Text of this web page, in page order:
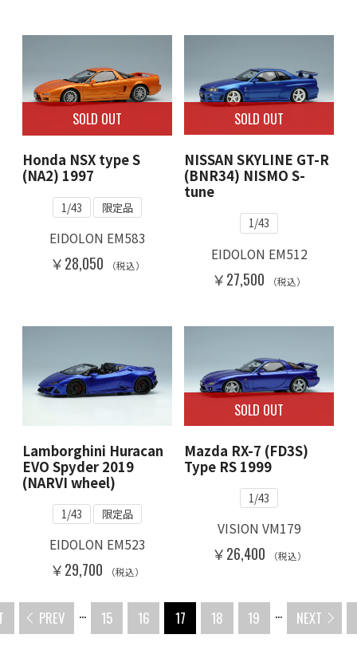
SOLD OUT
Honda NSX type S
(NA2) 1997
1/43 限定品
EIDOLON EM583
￥28,050 （税込）
SOLD OUT
NISSAN SKYLINE GT-R
(BNR34) NISMO S-
tune
1/43
EIDOLON EM512
￥27,500 （税込）
Lamborghini Huracan
EVO Spyder 2019
(NARVI wheel)
1/43 限定品
EIDOLON EM523
￥29,700 （税込）
SOLD OUT
Mazda RX-7 (FD3S)
Type RS 1999
1/43
VISION VM179
￥26,400 （税込）
PREV ... 15 16 17 18 19 ... NEXT